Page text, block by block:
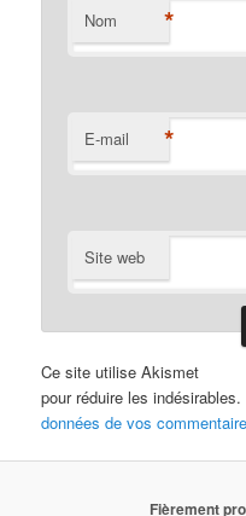
Nom *
E-mail *
Site web
Ce site utilise Akismet
pour réduire les indésirables.
données de vos
Fièrement